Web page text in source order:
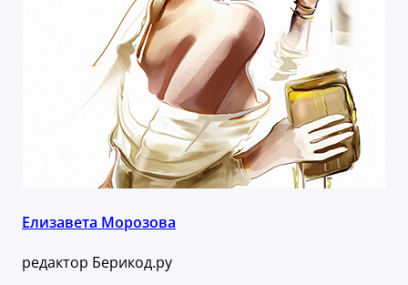
Елизавета Морозова
редактор Берикод.ру